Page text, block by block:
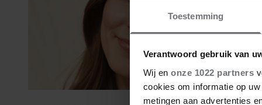
Toestemming
Verantwoord gebruik van
Wij en onze 1022 partners
cookies om informatie op
metingen aan advertenties